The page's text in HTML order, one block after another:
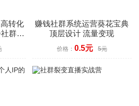
转化
群运
赚钱社群系统运营葵花宝典
顶层设计 流量变现
价格： 0.5元 5元